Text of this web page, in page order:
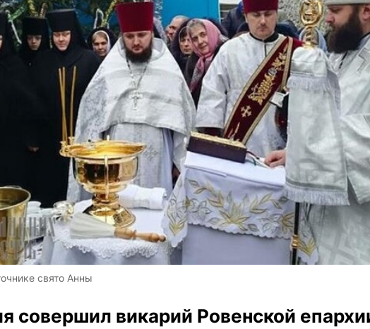
свято Анны
совершил викарий Ровенской